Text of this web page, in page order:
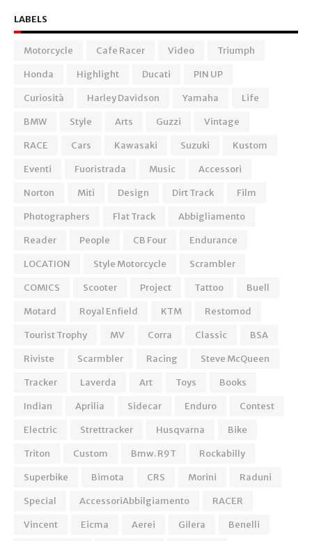
LABELS
Motorcycle Cafe Racer Video
Triumph
Honda
Highlight Ducati
PIN UP
Curiosità
Harley Davidson Yamaha
Life
BMW
Style Arts Guzzi
Vintage
RACE
Cars Kawasaki Suzuki
Kustom
Eventi
Fuoristrada Music
Accessori
Norton
Miti Design Dirt Track
Film
Photographers
Flat Track
Abbigliamento
Reader
People CB Four
Endurance
LOCATION
Style Motorcycle
Scrambler
COMICS
Scooter Project Tattoo
Buell
Motard
Royal Enfield KTM
Restomod
Tourist Trophy
MV Corra Classic
BSA
Riviste
Scarmbler Racing
Steve McQueen
Tracker
Laverda Art Toys
Books
Indian
Aprilia Sidecar Enduro
Contest
Electric
Strettracker Husqvarna
Bike
Triton
Custom Bmw. R9T
Rockabilly
Superbike
Bimota CRS Morini
Raduni
Special
AccessoriAbbilgiamento
RACER
Vincent
Eicma Aerei Gilera
Benelli